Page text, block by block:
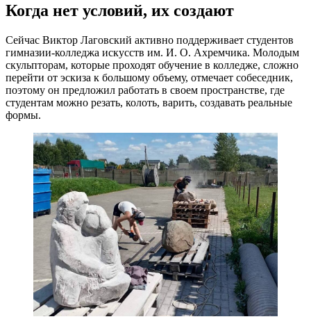
Когда нет условий, их создают
Сейчас Виктор Лаговский активно поддерживает студентов
гимназии-колледжа искусств им. И. О. Ахремчика. Молодым
скульпторам, которые проходят обучение в колледже, сложно
перейти от эскиза к большому объему, отмечает собеседник,
поэтому он предложил работать в своем пространстве, где
студентам можно резать, колоть, варить, создавать реальные
формы.